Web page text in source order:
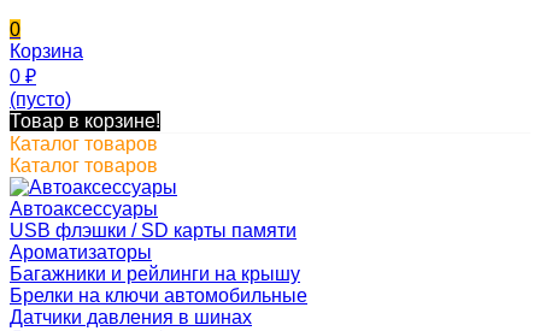
0
Корзина
0 ₽
(пусто)
Товар в корзине!
Каталог товаров
Каталог товаров
Автоаксессуары
USB флэшки / SD карты памяти
Ароматизаторы
Багажники и рейлинги на крышу
Брелки на ключи автомобильные
Датчики давления в шинах